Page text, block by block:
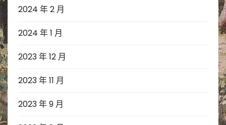
2024 年 2 月
2024 年 1 月
2023 年 12 月
2023 年 11 月
2023 年 9 月